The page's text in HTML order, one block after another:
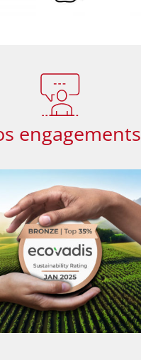
engagements